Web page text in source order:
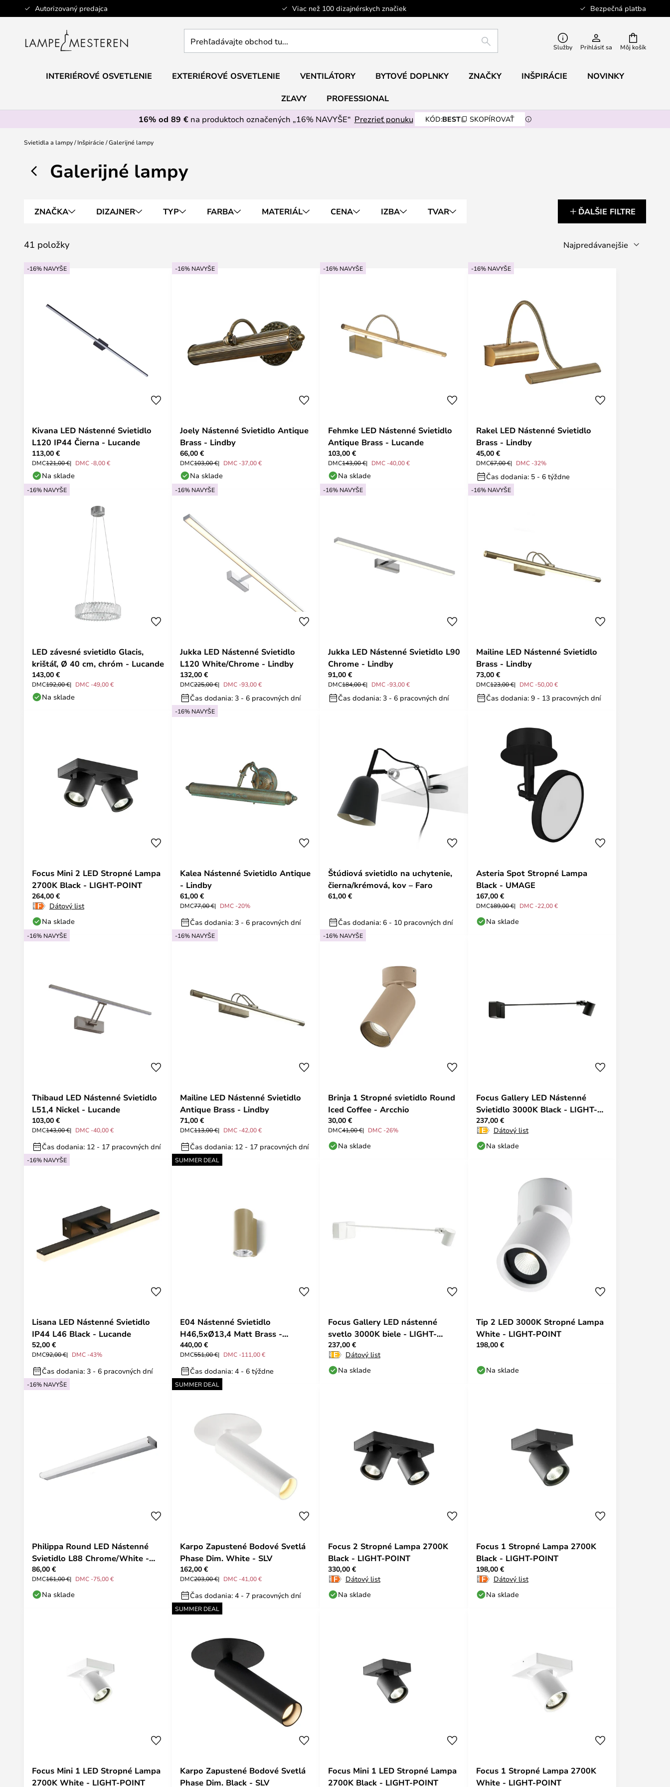
Autorizovaný predajca Viac než 100 dizajnérskych značiek Bezpečná platba
Skip
to
Môj košík
obchod
HĽADAŤ Služby Prihlásiť sa
INTERIÉROVÉ OSVETLENIE EXTERIÉROVÉ OSVETLENIE VENTILÁTORY BYTOVÉ DOPLNKY ZNAČKY INŠPIRÁCIE NOVINKY
ZĽAVY
PROFESSIONAL
16% od 89 €na produktoch označených „16% NAVYŠE“ Prezrieť ponuku KÓD:BEST SKOPÍROVAŤ
Svietidla a lampy Inšpirácie Galerijné lampy
Galerijné lampy
ZNAČKA DIZAJNER TYP FARBA MATERIÁL CENA IZBA TVAR ĎALŠIE FILTRE
41 položky
-16% NAVYŠE
Kivana LED Nástenné Svietidlo
L120 IP44 Čierna - Lucande
113,00 €
DMC121,00 € DMC -8,00 €
Na sklade
-16% NAVYŠE
Joely Nástenné Svietidlo Antique
Brass - Lindby
66,00 €
DMC103,00 € DMC -37,00 €
Na sklade
-16% NAVYŠE
Fehmke LED Nástenné Svietidlo
Antique Brass - Lucande
103,00 €
DMC143,00 € DMC -40,00 €
Na sklade
-16% NAVYŠE
Rakel LED Nástenné Svietidlo
Brass - Lindby
45,00 €
DMC67,00 € DMC -32%
Čas dodania: 5 - 6 týždne
-16% NAVYŠE
LED závesné svietidlo Glacis,
krištáľ, Ø 40 cm, chróm - Lucande
143,00 €
DMC192,00 € DMC -49,00 €
Na sklade
-16% NAVYŠE
Jukka LED Nástenné Svietidlo
L120 White/Chrome - Lindby
132,00 €
DMC225,00 € DMC -93,00 €
Čas dodania: 3 - 6 pracovných dní
-16% NAVYŠE
Jukka LED Nástenné Svietidlo L90
Chrome - Lindby
91,00 €
DMC184,00 € DMC -93,00 €
Čas dodania: 3 - 6 pracovných dní
-16% NAVYŠE
Mailine LED Nástenné Svietidlo
Brass - Lindby
73,00 €
DMC123,00 € DMC -50,00 €
Čas dodania: 9 - 13 pracovných dní
Focus Mini 2 LED Stropné Lampa
2700K Black - LIGHT-POINT
264,00 €
Dátový list
Na sklade
-16% NAVYŠE
Kalea Nástenné Svietidlo Antique
- Lindby
61,00 €
DMC77,00 € DMC -20%
Čas dodania: 3 - 6 pracovných dní
Štúdiová svietidlo na uchytenie,
čierna/krémová, kov – Faro
61,00 €
Čas dodania: 6 - 10 pracovných dní
Asteria Spot Stropné Lampa
Black - UMAGE
167,00 €
DMC189,00 € DMC -22,00 €
Na sklade
-16% NAVYŠE
Thibaud LED Nástenné Svietidlo
L51,4 Nickel - Lucande
103,00 €
DMC143,00 € DMC -40,00 €
Čas dodania: 12 - 17 pracovných dní
-16% NAVYŠE
Mailine LED Nástenné Svietidlo
Antique Brass - Lindby
71,00 €
DMC113,00 € DMC -42,00 €
Čas dodania: 12 - 17 pracovných dní
-16% NAVYŠE
Brinja 1 Stropné svietidlo Round
Iced Coffee - Arcchio
30,00 €
DMC41,00 € DMC -26%
Na sklade
Focus Gallery LED Nástenné
Svietidlo 3000K Black - LIGHT-
POINT
237,00 €
Dátový list
Na sklade
-16% NAVYŠE
Lisana LED Nástenné Svietidlo
IP44 L46 Black - Lucande
52,00 €
DMC92,00 € DMC -43%
Čas dodania: 3 - 6 pracovných dní
SUMMER DEAL
E04 Nástenné Svietidlo
H46,5xØ13,4 Matt Brass -
Luceplan
440,00 €
DMC551,00 € DMC -111,00 €
Čas dodania: 4 - 6 týždne
Focus Gallery LED nástenné
svetlo 3000K biele - LIGHT-
POINT
237,00 €
Dátový list
Na sklade
Tip 2 LED 3000K Stropné Lampa
White - LIGHT-POINT
198,00 €
Na sklade
-16% NAVYŠE
Philippa Round LED Nástenné
Svietidlo L88 Chrome/White -
Lindby
86,00 €
DMC161,00 € DMC -75,00 €
Na sklade
SUMMER DEAL
Karpo Zapustené Bodové Svetlá
Phase Dim. White - SLV
162,00 €
DMC203,00 € DMC -41,00 €
Čas dodania: 4 - 7 pracovných dní
Focus 2 Stropné Lampa 2700K
Black - LIGHT-POINT
330,00 €
Dátový list
Na sklade
Focus 1 Stropné Lampa 2700K
Black - LIGHT-POINT
198,00 €
Dátový list
Na sklade
Focus Mini 1 LED Stropné Lampa
2700K White - LIGHT-POINT
SUMMER DEAL
Karpo Zapustené Bodové Svetlá
Phase Dim. Black - SLV
Focus Mini 1 LED Stropné Lampa
2700K Black - LIGHT-POINT
Focus 1 Stropné Lampa 2700K
White - LIGHT-POINT